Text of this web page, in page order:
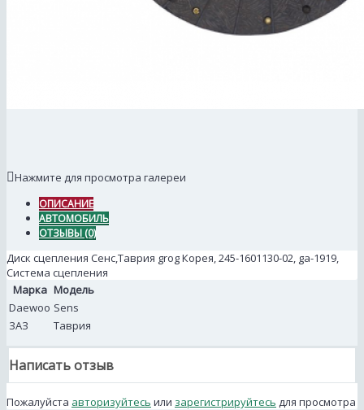
Нажмите для просмотра галереи
ОПИСАНИЕ
АВТОМОБИЛЬ
ОТЗЫВЫ (0)
Диск сцепления Сенс,Таврия grog Корея, 245-1601130-02, ga-1919,
Система сцепления
Марка Модель
Daewoo Sens
ЗАЗ
Таврия
Написать отзыв
Пожалуйста авторизуйтесь или зарегистрируйтесь для просмотра